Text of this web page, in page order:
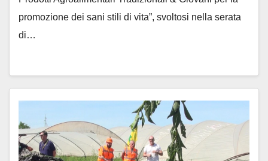
promozione dei sani stili di vita”, svoltosi nella serata
di…